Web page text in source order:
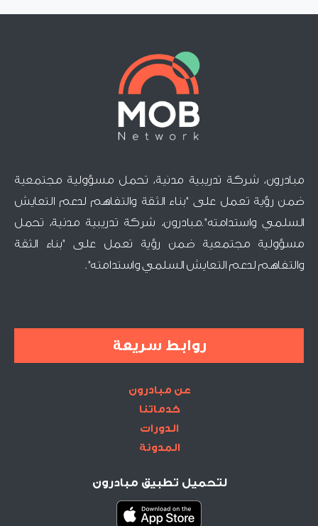
مبادرون، شركة تدريبية مدنية، تحمل مسؤولية مجتمعية
ضمن رؤية تعمل على "بناء الثقة والتفاهم لدعم التعايش
السلمي واستدامته".مبادرون، شركة تدريبية مدنية، تحمل
مسؤولية مجتمعية ضمن رؤية تعمل على "بناء الثقة
والتفاهم لدعم التعايش السلمي واستدامته".
روابط سريعة
عن مبادرون
خدماتنا
الدورات
المدونة
لتحميل تطبيق مبادرون